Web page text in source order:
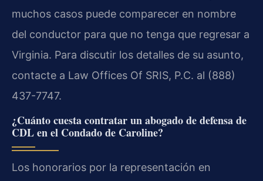
muchos casos puede comparecer en nombre
del conductor para que no tenga que regresar a
Virginia. Para discutir los detalles de su asunto,
contacte a Law Offices Of SRIS, P.C. al (888)
437-7747.
¿Cuánto cuesta contratar un abogado de defensa de
CDL en el Condado de Caroline?
Los honorarios por la representación en